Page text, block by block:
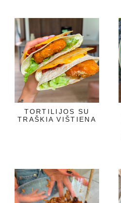
TORTILIJOS SU
TRAŠKIA VIŠTIENA